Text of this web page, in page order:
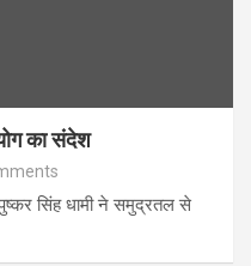
का संदेश
सिंह धामी ने समुद्रतल से